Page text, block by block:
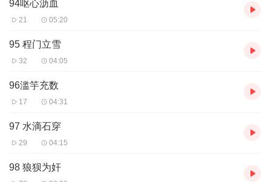
94呕心沥血
21 05:20
95 程门立雪
32 04:05
96滥竽充数
17 04:31
97 水滴石穿
29 04:15
98 狼狈为奸